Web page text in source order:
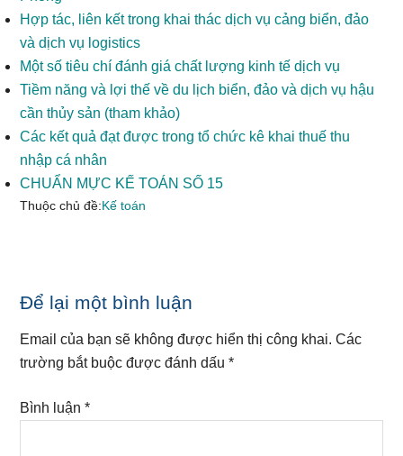
Hợp tác, liên kết trong khai thác dịch vụ cảng biển, đảo
và dịch vụ logistics
Một số tiêu chí đánh giá chất lượng kinh tế dịch vụ
Tiềm năng và lợi thế về du lịch biển, đảo và dịch vụ hậu
cần thủy sản (tham khảo)
Các kết quả đạt được trong tổ chức kê khai thuế thu
nhập cá nhân
CHUẨN MỰC KẾ TOÁN SỐ 15
Thuộc chủ đề:Kế toán
Reader
Interactions
Để lại một bình luận
Email của bạn sẽ không được hiển thị công khai. Các
trường bắt buộc được đánh dấu*
Bình luận*